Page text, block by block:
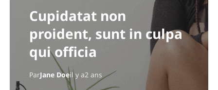
Cupidatat non
proident, sunt in culpa
qui officia
ParJane Doeil y a2 ans